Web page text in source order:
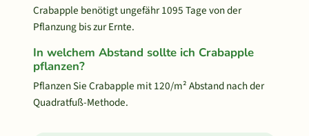
Crabapple benötigt ungefähr 1095 Tage von der
Pflanzung bis zur Ernte.
In welchem Abstand sollte ich Crabapple
pflanzen?
Pflanzen Sie Crabapple mit 120/m² Abstand nach der
Quadratfuß-Methode.